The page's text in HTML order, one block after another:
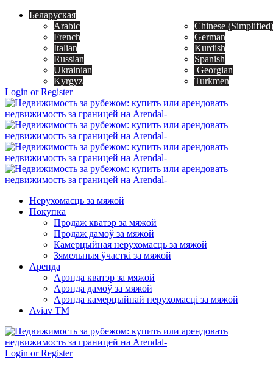
Беларуская
Arabic
Chinese (Simplified)
French
German
Italian
Kurdish
Russian
Spanish
Ukrainian
Georgian
Kyrgyz
Turkmen
Login or Register
Нерухомасць за мяжой
Покупка
Продаж кватэр за мяжой
Продаж дамоў за мяжой
Камерцыйная нерухомасць за мяжой
Зямельныя ўчасткі за мяжой
Аренда
Арэнда кватэр за мяжой
Арэнда дамоў за мяжой
Арэнда камерцыйнай нерухомасці за мяжой
Aviav TM
Login or Register